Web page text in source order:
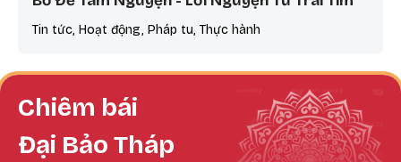
Tin tức, Hoạt động, Pháp tu, Thực hành
Chiêm bái
Đại Bảo Tháp